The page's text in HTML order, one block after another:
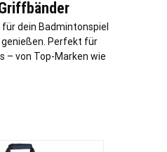
dein Badmintonspiel
genießen. Perfekt für
– von Top-Marken wie